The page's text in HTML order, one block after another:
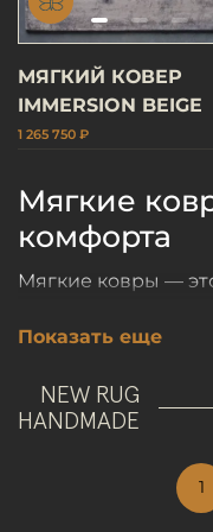
МЯГКИЙ КОВЕР
IMMERSION BEIGE
1 265 750 ₽
Мягкие
комфорта
Мягкие ковры —
уютнее и теплее.
дизайнов
композиции,
стиль и
только украшают
Показать еще
NEW RUG
HANDMADE
1